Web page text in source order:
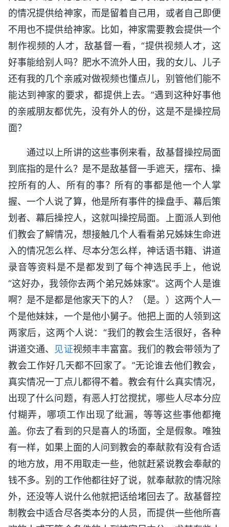
的情况提供给神家，而是留着自己用，或者自己即便
不用也不提供给神家。比如，神家需要教会提供一个
制作视频的人才，敌基督一看，“提供视频人才，这
好事能给别人吗？肥水不流外人田，我的女儿、儿子
还有我的几个亲戚对做视频也懂点儿，别管他们能不
能达到神家的要求，都提供上去。”遇到这种好事他
的亲戚朋友都优先，没有外人的份，这是不是操控局
面？
通过以上所讲的这些事例来看，敌基督操控局面
到底指的是什么？是不是敌基督一手遮天，摆布、操
控所有的人、所有的事？所有的事都是他一个人掌
握、一个人说了算，他是所有事件的操盘手、幕后策
划者、幕后操控人，这就叫操控局面。上面派人到他
们教会了解情况，想接触几个人看看弟兄姊妹生命进
入的情况怎么样、尽本分怎么样，神话语书籍、讲道
录音等资料是不是都发到了每个神选民手上，他说
“这好办，我领你去两个弟兄姊妹家”。这两个人是谁
啊？是不是都是他家天下的人？（是。）这两个人一
个是他妹妹，一个是他小舅子。他把上面的人领到这
两家后，这两个人说：“我们的教会生活很好，各种
讲道交通、
见证视频丰丰富富。我们的教会带领为了
教会工作好几天都不回家了。”无论谁去他们教会，
真实情况一丁点儿都得不着。教会有什么真实情况，
出现了什么问题，有恶人打岔搅扰，哪些人尽本分应
付糊弄，哪项工作出现了纰漏，等等这些事他都掩
盖。你去了看到的只是喜人的场面，全是假象。唯独
有一样，如果上面的人问到教会的奉献款有没有合适
的地方放，用不用取走一些，他就赶紧说教会奉献的
钱不多。别的工作他都往好了说，就奉献款的情况除
外，还没等人说什么他就把话给堵回去了。敌基督控
制教会中适合尽各类本分的人员，而提供一些他所喜